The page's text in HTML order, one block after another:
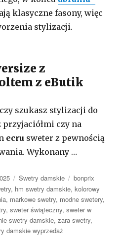
klasyczne fasony, więc
stylizacji.
z
z eButik
szukasz stylizacji do
czy na
ecru sweter z pewnością
Wykonany …
Kategorie
Swetry damskie Tagi
bonprix
, hm swetry damskie,kolorowy
, markowe swetry, modne swetery,
,sweter świąteczny,sweter w
swetry damskie,zara swetry,
damskie wyprzedaż